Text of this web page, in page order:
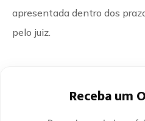
apresentada dentro dos
pelo juiz.
Receba um